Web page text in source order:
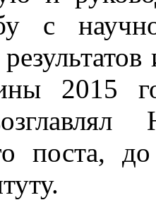
с
2015
поста,